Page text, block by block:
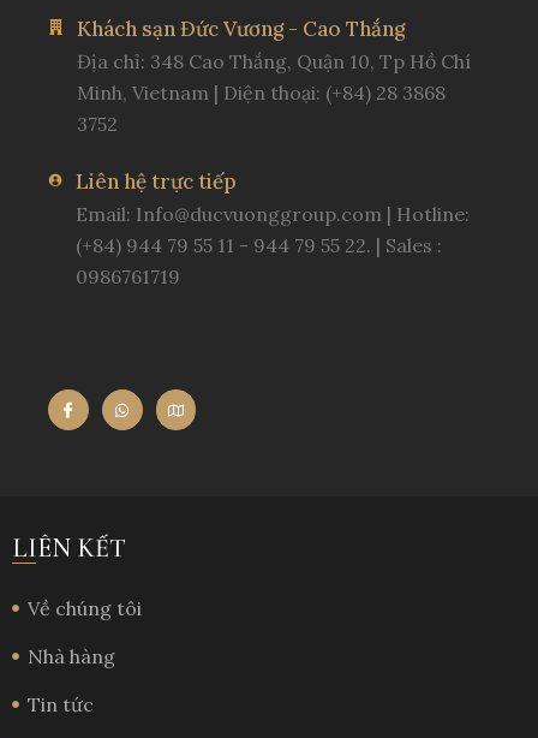
Khách sạn Đức Vương - Cao Thắng
Địa chỉ: 348 Cao Thắng, Quận 10, Tp Hồ Chí
Minh, Vietnam | Diện thoại: (+84) 28 3868
3752
Liên hệ trực tiếp
Email: Info@ducvuonggroup.com| Hotline:
(+84) 944 79 55 11 - 944 79 55 22. | Sales :
0986761719
LIÊN KẾT
Về chúng tôi
Nhà hàng
Tin tức